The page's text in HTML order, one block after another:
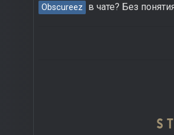
Obscureez в чате? Без